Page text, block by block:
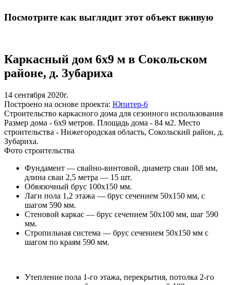
Посмотрите как выглядит этот объект вживую
Каркасный дом 6x9 м в Сокольском
районе, д. Зубариха
14 сентября 2020г.
Построено на основе проекта: Юпитер-6
Строительство каркасного дома для сезонного использования
Размер дома - 6х9 метров. Площадь дома - 84 м2. Место
строительства - Нижегородская область, Сокольский район, д.
Зубариха.
Фото строительства
Фундамент — свайно-винтовой, диаметр сваи 108 мм,
длина сваи 2,5 метра — 15 шт.
Обвязочный брус 100х150 мм.
Лаги пола 1,2 этажа — брус сечением 50х150 мм, с
шагом 590 мм.
Стеновой каркас — брус сечением 50х100 мм, шаг 590
мм.
Стропильная система — брус сечением 50х150 мм с
шагом по краям 590 мм.
Утепление пола 1-го этажа, перекрытия, потолка 2-го